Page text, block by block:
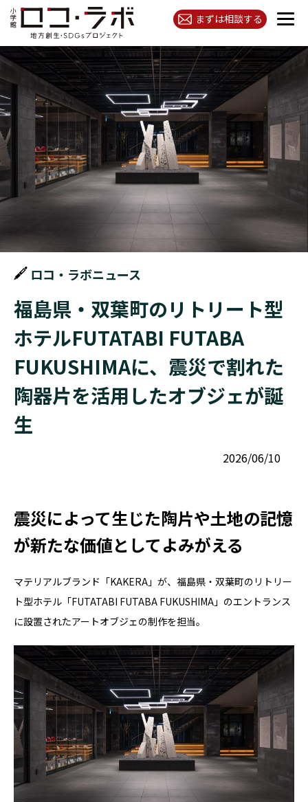
まずは相談する
ロコ・ラボニュース
福島県・双葉町のリトリート型
ホテルFUTATABI FUTABA
FUKUSHIMAに、震災で割れた
陶器片を活用したオブジェが誕
生
2026/06/10
震災によって生じた陶片や土地の記憶
が新たな価値としてよみがえる
マテリアルブランド「KAKERA」が、福島県・双葉町のリトリー
ト型ホテル「FUTATABI FUTABA FUKUSHIMA」のエントランス
に設置されたアートオブジェの制作を担当。